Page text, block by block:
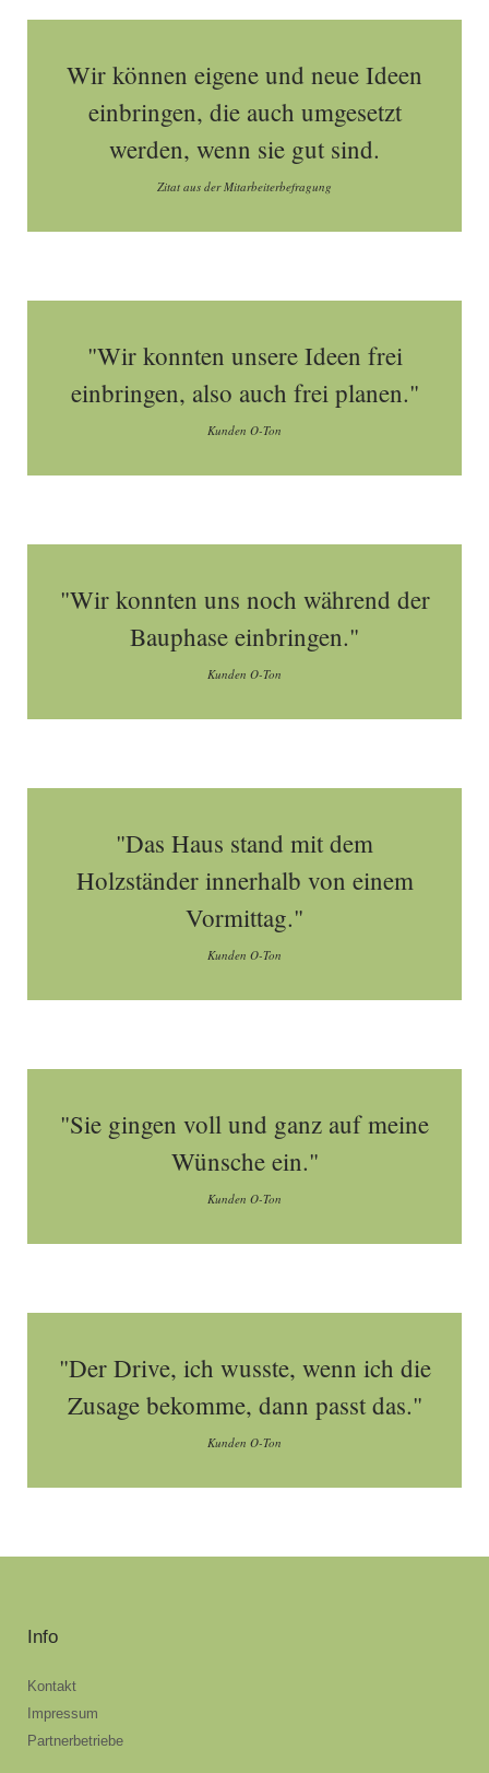
Wir können eigene und neue Ideen
einbringen, die auch umgesetzt
werden, wenn sie gut sind.
Zitat aus der Mitarbeiterbefragung
"Wir konnten unsere Ideen frei
einbringen, also auch frei planen."
Kunden O-Ton
"Wir konnten uns noch während der
Bauphase einbringen."
Kunden O-Ton
"Das Haus stand mit dem
Holzständer innerhalb von einem
Vormittag."
Kunden O-Ton
"Sie gingen voll und ganz auf meine
Wünsche ein."
Kunden O-Ton
"Der Drive, ich wusste, wenn ich die
Zusage bekomme, dann passt das."
Kunden O-Ton
Info
Kontakt
Impressum
Partnerbetriebe